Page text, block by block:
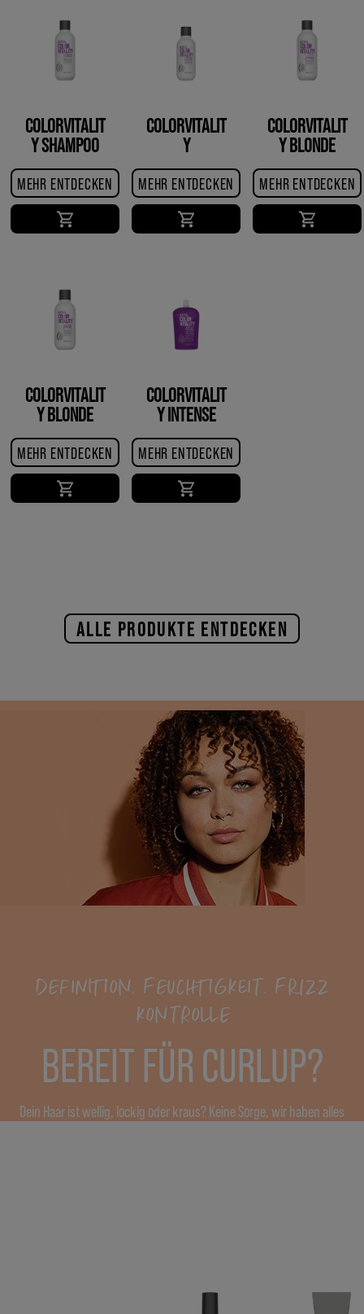
COLORVITALIT
Y SHAMPOO
MEHR ENTDECKEN
COLORVITALIT
Y
CONDITIONER
MEHR ENTDECKEN
COLORVITALIT
Y BLONDE
SHAMPOO
MEHR ENTDECKEN
COLORVITALIT
Y BLONDE
CONDITIONER
MEHR ENTDECKEN
COLORVITALIT
Y INTENSE
GLOSS
TREATMENT
MEHR ENTDECKEN
ALLE PRODUKTE ENTDECKEN
DEFINITION. FEUCHTIGKEIT. FRIZZ
KONTROLLE
BEREIT FÜR CURLUP?
Dein Haar ist wellig, lockig oder kraus? Keine Sorge, wir haben alles